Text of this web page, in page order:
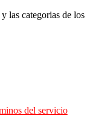
las categorias de los
del servicio